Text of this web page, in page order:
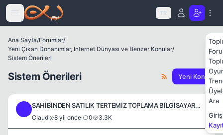
Icerige atla
TR
Ara
Giriş
Ana Sayfa/Forumlar/
Yeni Çıkan Donanımlar, Internet Dünyası ve Benzer Konular/
Sistem Önerileri
Sistem Önerileri Yeni Konu
SAHİBİNDEN SATILIK TERTEMİZ TOPLAMA BİLGİSAYAR...
Claudix·8 yil once· 0 3.3K